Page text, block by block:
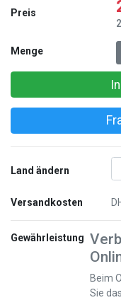
Preis
Menge
Land ändern
Versandkosten
Gewährleistung
Beim
Sie